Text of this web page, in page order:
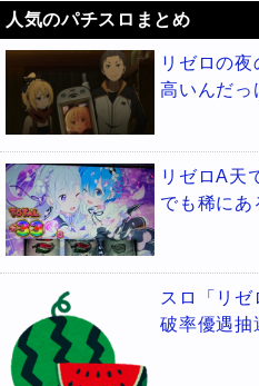
人気のパチスロまとめ
リゼロの
高いんだっ
リゼロA天
でも稀にあ
スロ「リ
破率優遇抽